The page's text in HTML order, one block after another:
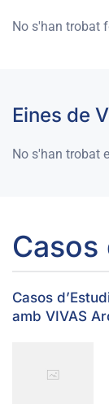
No s'han trobat
Eines de
No s'han trobat
Casos
Casos
amb VIVAS